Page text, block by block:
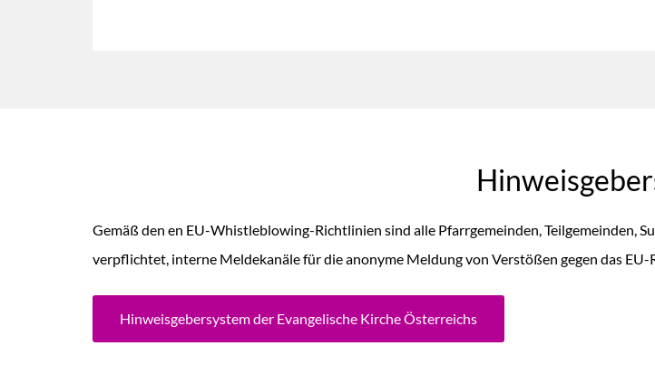
Gemäß den en EU-Whistleblowing-Richtlinien sind alle Pfarrgemeinden, Teilgemeinden,
verpflichtet, interne Meldekanäle für die anonyme Meldung von Verstößen gegen das EU-
Hinweisgebersystem der Evangelische Kirche Österreichs